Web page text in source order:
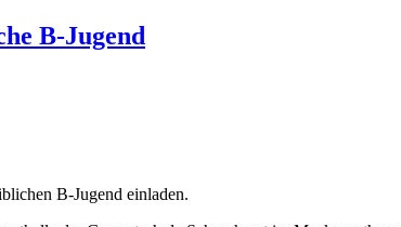
B-Jugend
B-Jugend einladen.